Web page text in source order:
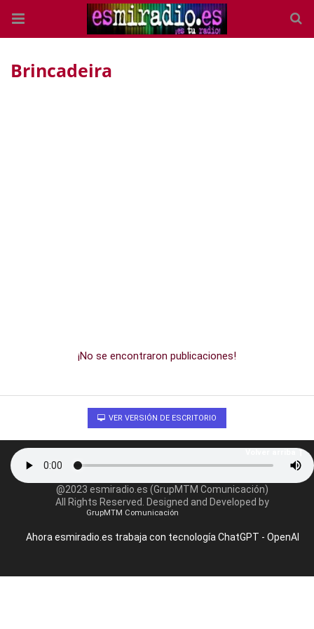
Brincadeira
¡No se encontraron publicaciones!
VER VERSIÓN DE ESCRITORIO
@2023 esmiradio.es (GrupMTM Comunicación)
All Rights Reserved. Designed and Developed by
GrupMTM Comunicación
Ahora esmiradio.es trabaja con tecnología ChatGPT - OpenAI